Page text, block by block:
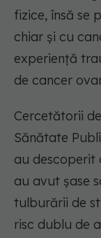
fizice, însă se
chiar și cu
experiență
de cancer
Cercetătorii
Sănătate
au descoperit
au avut șase
tulburării de
risc dublu de